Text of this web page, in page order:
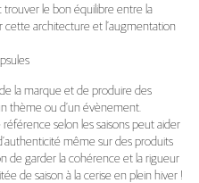
trouver le bon équilibre entre la
architecture et l’augmentation
la marque et de produire des
thème ou d’un évènement.
référence selon les saisons peut aider
même sur des produits
de garder la cohérence et la rigueur
de saison à la cerise en plein hiver !